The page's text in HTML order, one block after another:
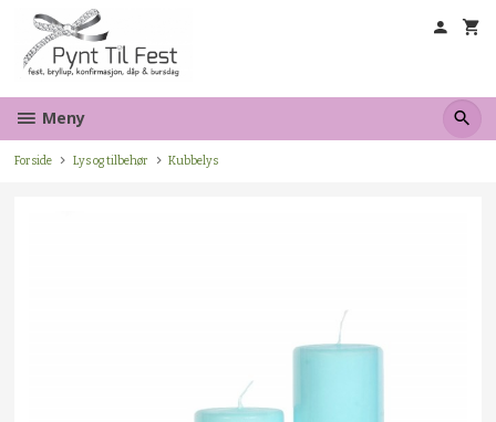
innholdet
Meny
Forside Lys og tilbehør Kubbelys